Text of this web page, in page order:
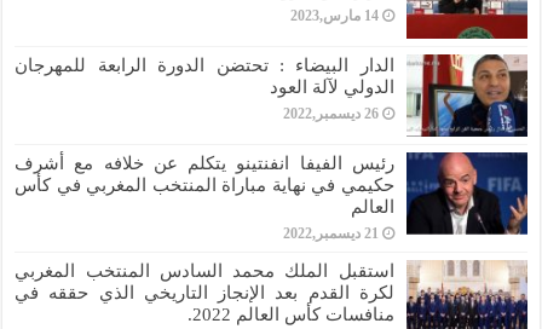
14 مارس,2023
الدار البيضاء : تحتضن الدورة الرابعة للمهرجان
الدولي لآلة العود
26 ديسمبر,2022
رئيس الفيفا انفنتينو يتكلم عن خلافه مع أشرف
حكيمي في نهاية مباراة المنتخب المغربي في كأس
العالم
21 ديسمبر,2022
استقبل الملك محمد السادس المنتخب المغربي
لكرة القدم بعد الإنجاز التاريخي الذي حققه في
منافسات كأس العالم 2022.